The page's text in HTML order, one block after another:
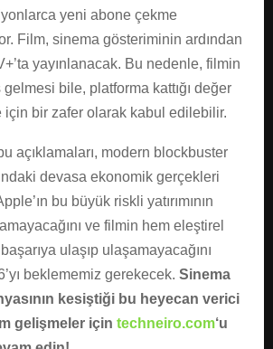
yeni abone çekme
Film, sinema gösteriminin ardından
yayınlanacak. Bu nedenle, filmin
bile, platforma kattığı değer
için bir zafer olarak kabul edilebilir.
açıklamaları, modern blockbuster
devasa ekonomik gerçekleri
bu büyük riskli yatırımının
ve filmin hem eleştirel
ulaşıp ulaşamayacağını
beklememiz gerekecek. Sinema
kesiştiği bu heyecan verici
gelişmeler için techneiro.com‘u